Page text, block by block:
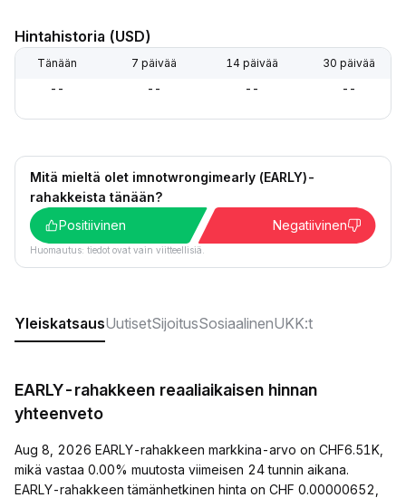
Hintahistoria (USD)
Tänään 7 päivää 14 päivää 30 päivää
-- -- -- --
Mitä mieltä olet imnotwrongimearly (EARLY)-
rahakkeista tänään?
Positiivinen
Negatiivinen
Huomautus: tiedot ovat vain viitteellisiä.
YleiskatsausUutisetSijoitusSosiaalinenUKK:t
EARLY-rahakkeen reaaliaikaisen hinnan
yhteenveto
Aug 8, 2026 EARLY-rahakkeen markkina-arvo on CHF6.51K,
mikä vastaa 0.00% muutosta viimeisen 24 tunnin aikana.
EARLY-rahakkeen tämänhetkinen hinta on CHF 0.00000652,